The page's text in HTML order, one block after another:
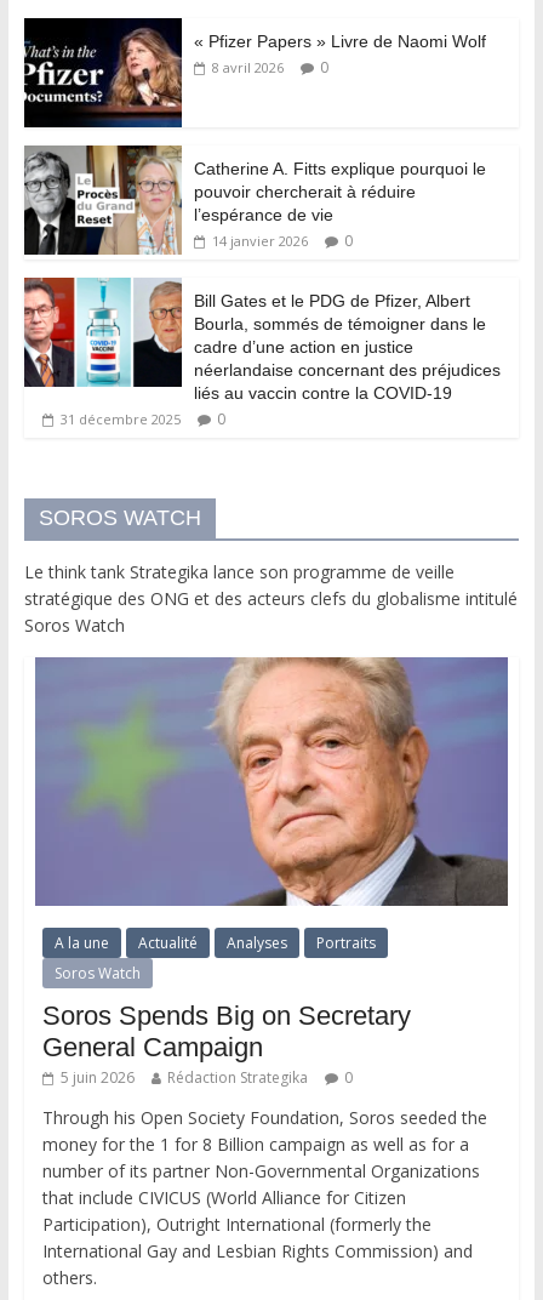
« Pfizer Papers » Livre de Naomi Wolf
8 avril 2026 0
Catherine A. Fitts explique pourquoi le
pouvoir chercherait à réduire
l’espérance de vie
14 janvier 2026 0
Bill Gates et le PDG de Pfizer, Albert
Bourla, sommés de témoigner dans le
cadre d’une action en justice
néerlandaise concernant des préjudices
liés au vaccin contre la COVID-19
31 décembre 2025 0
SOROS WATCH
Le think tank Strategika lance son programme de veille
stratégique des ONG et des acteurs clefs du globalisme intitulé
Soros Watch
A la une Actualité Analyses
Portraits
Soros Watch
Soros Spends Big on Secretary
General Campaign
5 juin 2026 Rédaction Strategika 0
Through his Open Society Foundation, Soros seeded the
money for the 1 for 8 Billion campaign as well as for a
number of its partner Non-Governmental Organizations
that include CIVICUS (World Alliance for Citizen
Participation), Outright International (formerly the
International Gay and Lesbian Rights Commission) and
others.